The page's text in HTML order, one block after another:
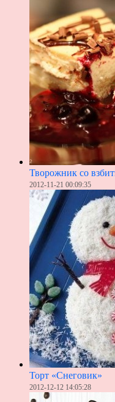
Творожник со
2012-11-21 00:09:35
Торт «Снеговик»
2012-12-12 14:05:28